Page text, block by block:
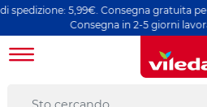
5,99€. Consegna gratuita per ordini
Consegna in 2-5 giorni lavorativi